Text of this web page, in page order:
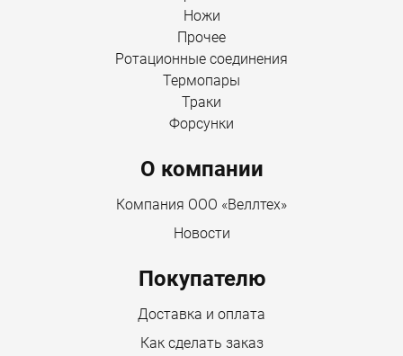
Ножи
Прочее
Ротационные соединения
Термопары
Траки
Форсунки
О компании
Компания ООО «Веллтех»
Новости
Покупателю
Доставка и оплата
Как сделать заказ